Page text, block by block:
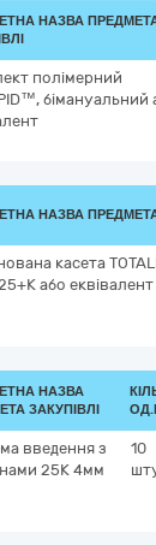
НАЗВА
полімерний
бімануальний
НАЗВА ПРЕДМЕТА
касета
або еквівалент
НАЗВА
ЗАКУПІВЛІ
введення з
25К 4мм
10